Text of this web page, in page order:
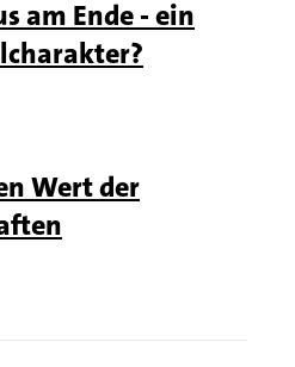
am Ende - ein
Wert der